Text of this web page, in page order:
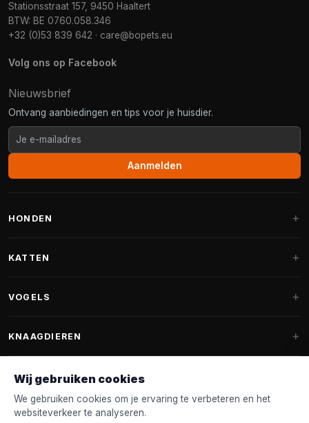
Stationsstraat 157, 9450 Haaltert
BTW: BE 0760.058.346
+32 (0)53 839 642 · care@bopets.eu
Volg ons op Facebook
Nieuwsbrief
Ontvang aanbiedingen en tips voor je huisdier.
Aanmelden
HONDEN
Fantail hondenmanden
Hondenspeelgoed
Halsband & Lijn
KATTEN
Krabpalen voor Maine Coon
Kattenmanden
VOGELS
Vogelvoer binnenvogels
Voederhuisjes
Nestkastjes & Nesting
KNAAGDIEREN
Knaagdierenvoer
Accessoires
Wij gebruiken cookies
We gebruiken cookies om je ervaring te verbeteren en het
websiteverkeer te analyseren.